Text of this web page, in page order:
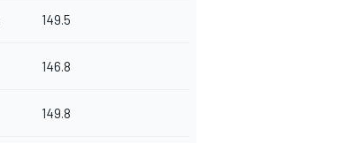
149.5
146.8
149.8